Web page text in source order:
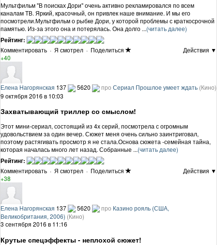
Мультфильм "В поисках Дори" очень активно рекламировался по всем
каналам ТВ. Яркий, красочный, он привлек наше внимание. И мы его
посмотрели.Мультфильм о рыбке Дори, у которой проблемы с краткосрочной
памятью. Из-за этого она и потерялась. Она долго ...(читать далее)
Рейтинг:
Комментировать · Я смотрел · Поделиться
Действия ▼
+40
Елена Нагорянская 137 5620 про Сериал Прошлое умеет ждать (Кино)
9 октября 2016 в 10:03
Захватывающий триллер со смыслом!
Этот мини-сериал, состоящий из 4х серий, посмотрела с огромным
удовольствием за один вечер. Сюжет меня очень сильно заинтриговал,
поэтому растягивать просмотр я не стала.Основа сюжета -семейная тайна,
которая началась много лет назад. Собранные ...(читать далее)
Рейтинг:
Комментировать · Я смотрел · Поделиться
Действия ▼
+38
Елена Нагорянская 137 5620 про Казино рояль (США,
Великобритания, 2006) (Кино)
3 сентября 2016 в 11:16
Крутые спецэффекты - неплохой сюжет!